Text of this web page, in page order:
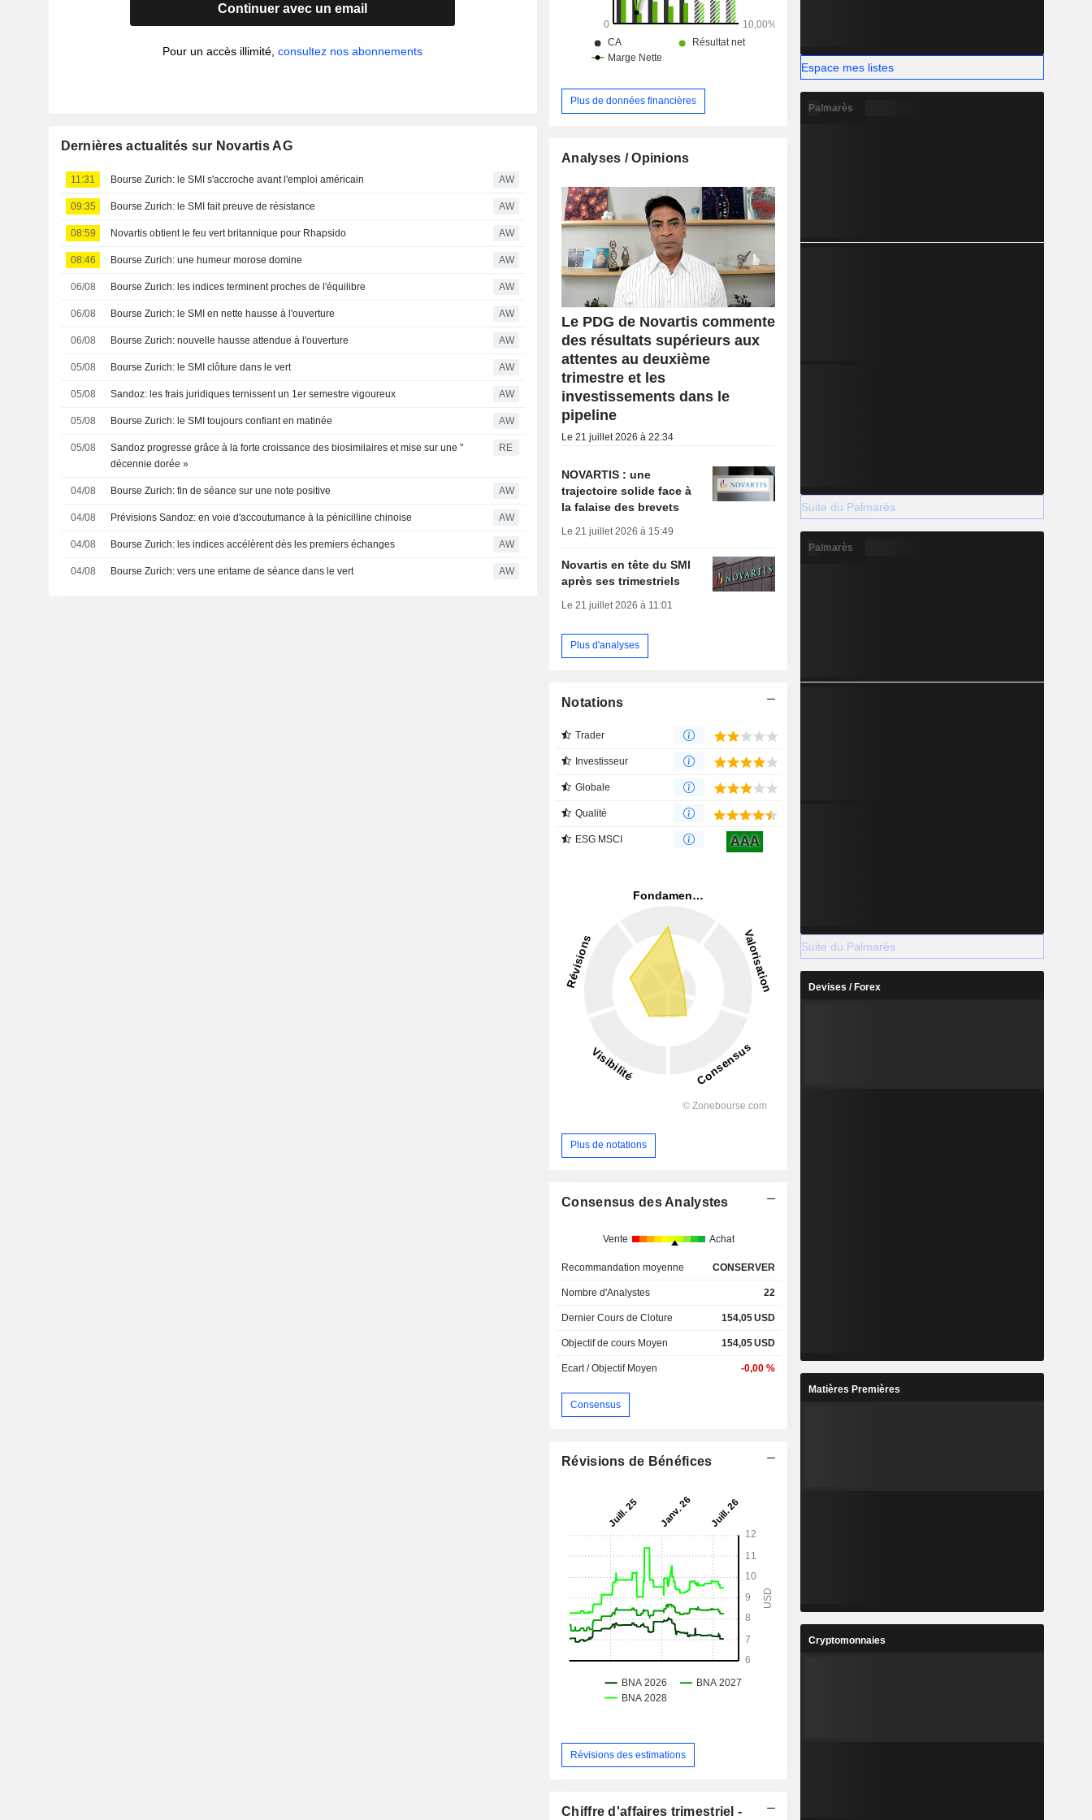
Continuer avec un email
Pour un accès illimité,consultez nos abonnements
Dernières actualités sur Novartis AG
11:31 Bourse Zurich: le SMI s'accroche avant l'emploi américain AW
09:35 Bourse Zurich: le SMI fait preuve de résistance AW
08:59 Novartis obtient le feu vert britannique pour Rhapsido AW
08:46 Bourse Zurich: une humeur morose domine AW
06/08 Bourse Zurich: les indices terminent proches de l'équilibre AW
06/08 Bourse Zurich: le SMI en nette hausse à l'ouverture AW
06/08 Bourse Zurich: nouvelle hausse attendue à l'ouverture AW
05/08 Bourse Zurich: le SMI clôture dans le vert AW
05/08 Sandoz: les frais juridiques ternissent un 1er semestre vigoureux AW
05/08 Bourse Zurich: le SMI toujours confiant en matinée AW
05/08
Sandoz progresse grâce à la forte croissance des biosimilaires et mise sur une "
décennie dorée »
RE
04/08 Bourse Zurich: fin de séance sur une note positive AW
04/08 Prévisions Sandoz: en voie d'accoutumance à la pénicilline chinoise AW
04/08 Bourse Zurich: les indices accélèrent dès les premiers échanges AW
04/08 Bourse Zurich: vers une entame de séance dans le vert AW
Plus de données financières
Analyses / Opinions
Le PDG de Novartis commente
des résultats supérieurs aux
attentes au deuxième
trimestre et les
investissements dans le
pipeline
Le 21 juillet 2026 à 22:34
NOVARTIS : une
trajectoire solide face à
la falaise des brevets
Le 21 juillet 2026 à 15:49
Novartis en tête du SMI
après ses trimestriels
Le 21 juillet 2026 à 11:01
Plus d'analyses
Notations
Trader
Investisseur
Globale
Qualité
ESG MSCI AAA
Plus de notations
Consensus des Analystes
Vente Achat
Recommandation moyenne CONSERVER
Nombre d'Analystes 22
Dernier Cours de Cloture 154,05USD
Objectif de cours Moyen 154,05USD
Ecart / Objectif Moyen -0,00 %
Consensus
Révisions de Bénéfices
Révisions des estimations
Chiffre d'affaires trimestriel -
Espace mes listes
Palmarès
Suite du Palmarès
Palmarès
Suite du Palmarès
Devises / Forex
Matières Premières
Cryptomonnaies